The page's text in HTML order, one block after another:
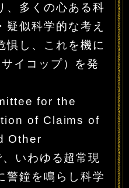
、多くの心ある科
疑似科学的な考え
惧し、これを機に
イコップ）を発
for the
of Claims of
Other
いわゆる超常現
警鐘を鳴らし科学